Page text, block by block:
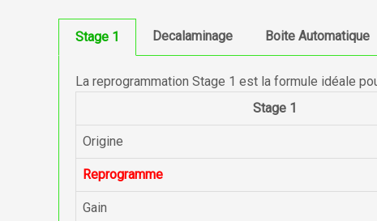
Stage 1 Decalaminage Boite Automatique
La reprogrammation Stage 1 est la formule idéale
Stage 1
Origine
Reprogramme
Gain